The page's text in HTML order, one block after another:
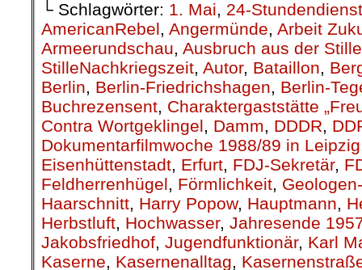
└ Schlagwörter: 1. Mai, 24-Stundendienst
AmericanRebel, Angermünde, Arbeit
Armeerundschau, Ausbruch aus der Stille
StilleNachkriegszeit, Autor, Bataillon,
Berlin, Berlin-Friedrichshagen, Berlin-
Buchrezensent, Charaktergaststätte
Contra Wortgeklingel, Damm, DDDR,
Dokumentarfilmwoche 1988/89 in Leipzig
Eisenhüttenstadt, Erfurt, FDJ-Sekretär,
Feldherrenhügel, Förmlichkeit,
Haarschnitt, Harry Popow, Hauptmann,
Herbstluft, Hochwasser, Jahresende
Jakobsfriedhof, Jugendfunktionär, Karl
Kaserne, Kasernenalltag,